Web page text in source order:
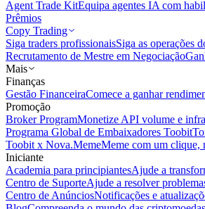
Agent Trade KitEquipa agentes IA com
Prêmios
Copy Trading
Siga traders profissionaisSiga as operações
Recrutamento de Mestre em Negociação
Mais
Finanças
Gestão FinanceiraComece a ganhar
Promoção
Broker ProgramMonetize API volume e
Programa Global de Embaixadores Toobit
Toobit x Nova.MemeMeme com um clique,
Iniciante
Academia para principiantesAjude a
Centro de SuporteAjude a resolver
Centro de AnúnciosNotificações e